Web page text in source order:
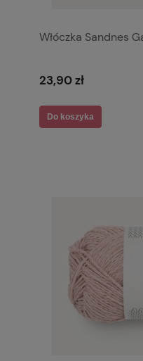
Włóczka Sandnes
23,90 zł
Do koszyka